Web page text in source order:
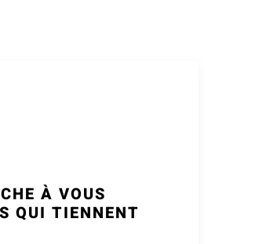
À VOUS
QUI TIENNENT